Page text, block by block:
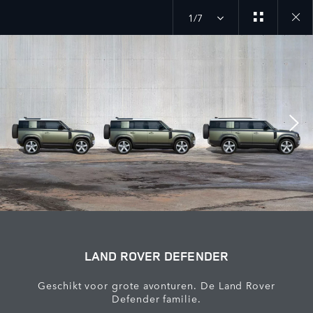
1/7
LAND ROVER DEFENDER
Geschikt voor grote avonturen. De Land Rover
Defender familie.